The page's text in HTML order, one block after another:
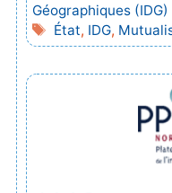
Géographiques (IDG)
Étiquettes
État, IDG,